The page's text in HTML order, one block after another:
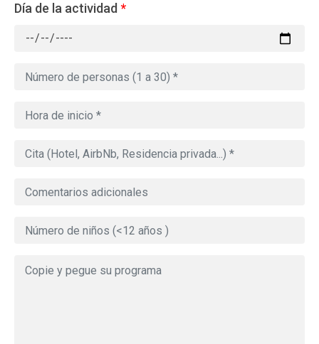
Día de la actividad *